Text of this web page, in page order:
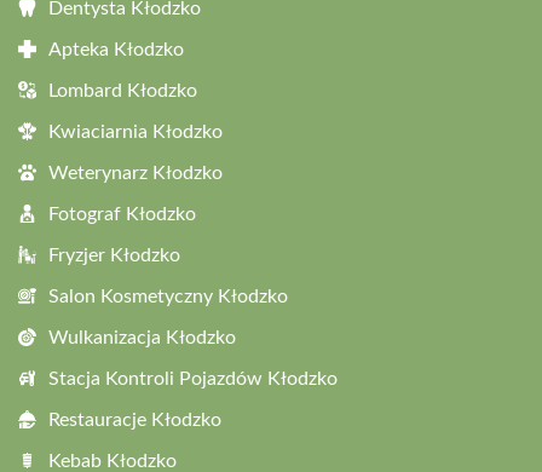
Dentysta Kłodzko
Apteka Kłodzko
Lombard Kłodzko
Kwiaciarnia Kłodzko
Weterynarz Kłodzko
Fotograf Kłodzko
Fryzjer Kłodzko
Salon Kosmetyczny Kłodzko
Wulkanizacja Kłodzko
Stacja Kontroli Pojazdów Kłodzko
Restauracje Kłodzko
Kebab Kłodzko